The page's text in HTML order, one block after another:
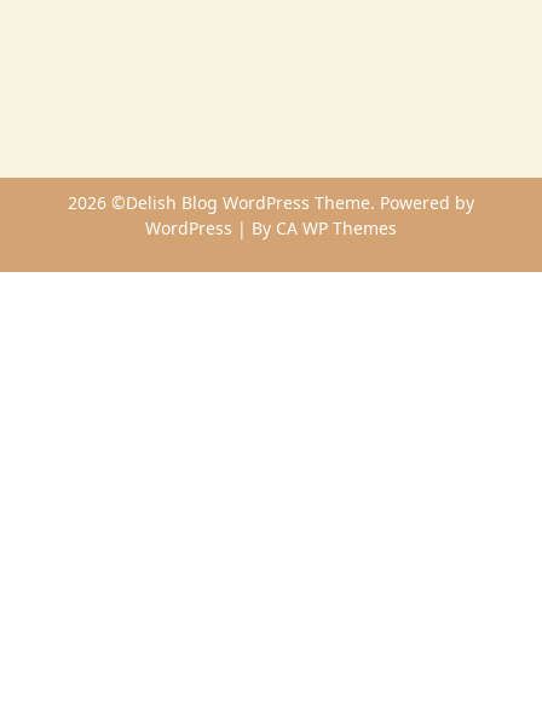
2026 ©Delish Blog WordPress Theme. Powered by
WordPress | By CA WP Themes